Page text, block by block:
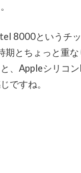
8000というチ
期とちょっと重
、Appleシリコ
ですね。